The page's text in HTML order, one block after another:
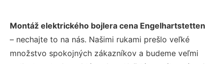
Montáž elektrického bojlera cena Engelhartstetten
– nechajte to na nás. Našimi rukami prešlo veľké
množstvo spokojných zákazníkov a budeme veľmi